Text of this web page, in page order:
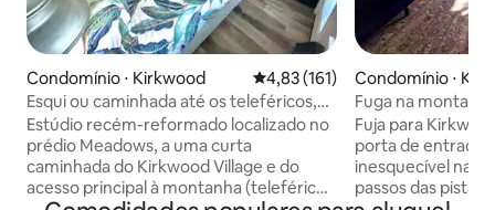
Condomínio ⋅ Kirkwood 4,83 de uma avaliação média de
4,83 (161)
Esqui ou caminhada até os teleféricos,
banheira de hidromassagem,
estacionamento coberto
Estúdio recém-reformado localizado no
prédio Meadows, a uma curta
caminhada do Kirkwood Village e do
acesso principal à montanha (teleféricos
Condomínio ⋅
Fuga na
aconchegante
elevadores
Fuja para
porta de entrada
inesquecível na
passos das